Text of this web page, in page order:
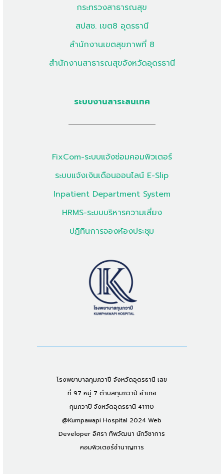
กระทรวงสาธารณสุข
สปสช. เขต8 อุดรธานี
สำนักงานเขตสุขภาพที่ 8
สำนักงานสาธารณสุขจังหวัดอุดรธานี
ระบบงานสาระสนเทศ
FixCom-ระบบแจ้งซ่อมคอมพิวเตอร์
ระบบแจ้งเงินเดือนออนไลน์ E-Slip
Inpatient Department System
HRMS-ระบบบริหารความเสี่ยง
ปฏิทินการจองห้องประชุม
โรงพยาบาลกุมภวาปี จังหวัดอุดรธานี เลข
ที่ 97 หมู่ 7 ตำบลกุมภวาปี อำเภอ
กุมภวาปี จังหวัดอุดรธานี 41110
@Kumpawapi Hospital 2024 Web
Developer อิศรา ทิพวัฒนา นักวิชาการ
คอมพิวเตอร์ชำนาญการ